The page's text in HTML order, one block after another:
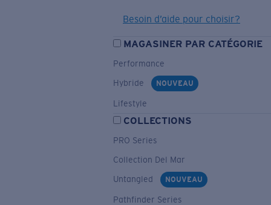
Besoin d’aide pour choisir?
MAGASINER PAR CATÉGORIE
Performance
Hybride
NOUVEAU
Lifestyle
COLLECTIONS
PRO Series
Collection Del Mar
Untangled
NOUVEAU
Pathfinder Series